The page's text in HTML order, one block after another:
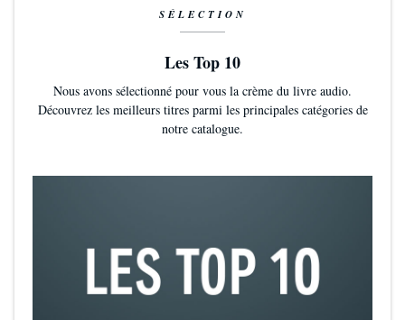
SÉLECTION
Les Top 10
Nous avons sélectionné pour vous la crème du livre audio.
Découvrez les meilleurs titres parmi les principales catégories de
notre catalogue.